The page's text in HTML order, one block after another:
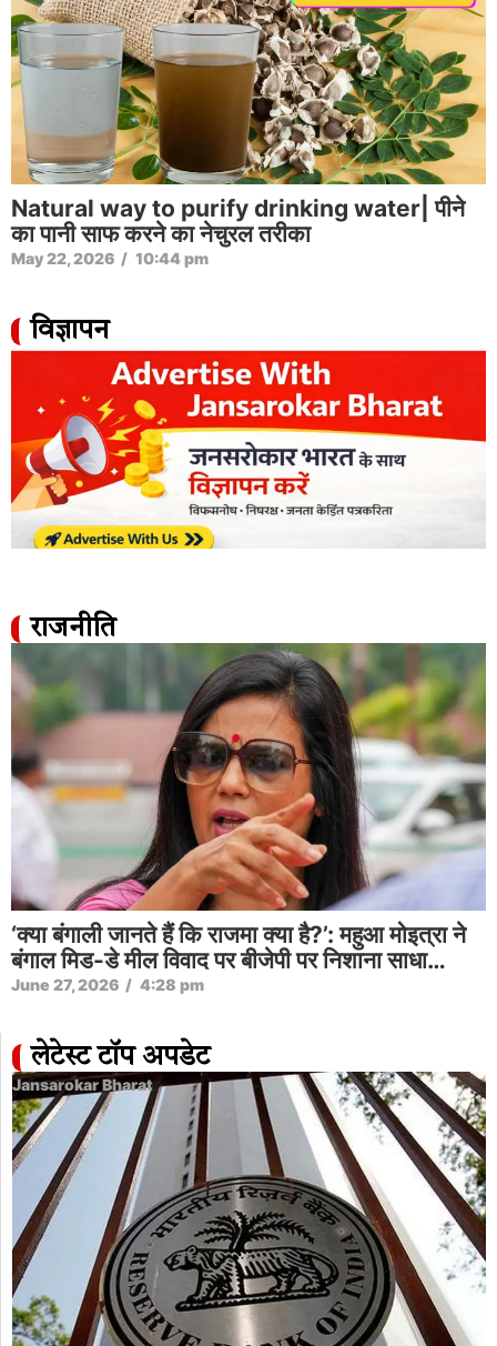
Natural way to purify drinking water| पीने
का पानी साफ करने का नेचुरल तरीका
May 22, 2026 / 10:44 pm
विज्ञापन
राजनीति
‘क्या बंगाली जानते हैं कि राजमा क्या है?’: महुआ मोइत्रा ने
बंगाल मिड-डे मील विवाद पर बीजेपी पर निशाना साधा…
June 27, 2026 / 4:28 pm
लेटेस्ट टॉप अपडेट
Jansarokar Bharat